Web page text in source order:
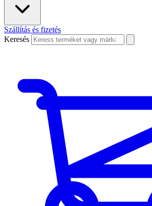
Szállítás és fizetés
Keresés